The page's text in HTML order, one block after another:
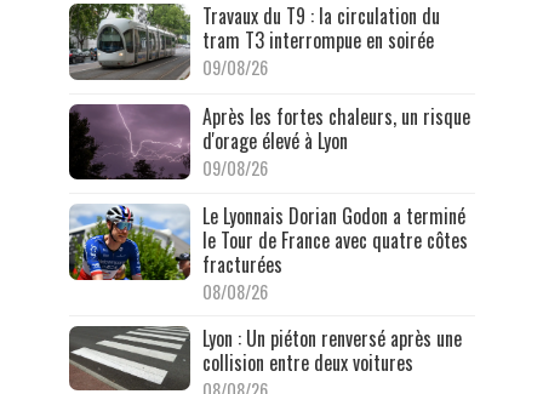
Travaux du T9 : la circulation du
tram T3 interrompue en soirée
09/08/26
Après les fortes chaleurs, un risque
d'orage élevé à Lyon
09/08/26
Le Lyonnais Dorian Godon a terminé
le Tour de France avec quatre côtes
fracturées
08/08/26
Lyon : Un piéton renversé après une
collision entre deux voitures